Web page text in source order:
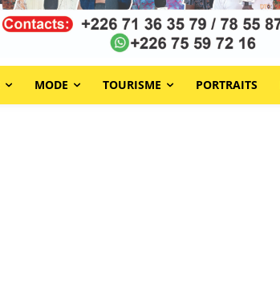
MODE TOURISME PORTRAITS